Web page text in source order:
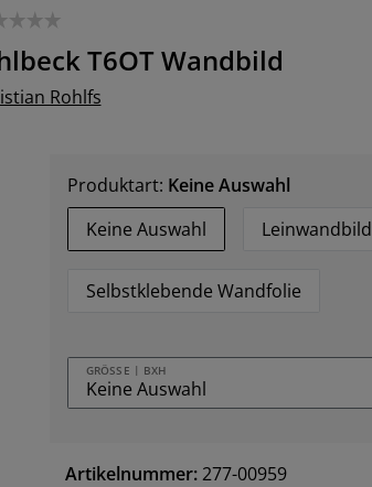
T6OTWandbild
Rohlfs
Produktart: Keine Auswahl
Keine Auswahl
Leinwandbild
Selbstklebende Wandfolie
GRÖSSE | BXH
Artikelnummer:277-00959